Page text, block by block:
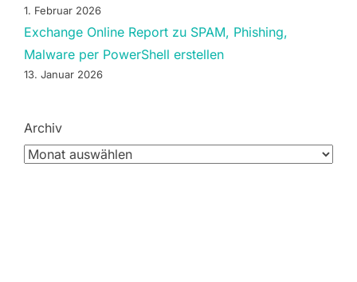
1. Februar 2026
Exchange Online Report zu SPAM, Phishing,
Malware per PowerShell erstellen
13. Januar 2026
Archiv